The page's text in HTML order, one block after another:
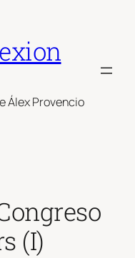
Álex Provencio
(I)